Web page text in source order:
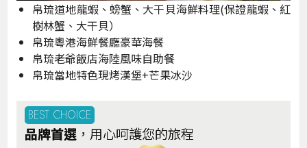
帛琉道地龍蝦、螃蟹、大干貝海鮮料理(保證龍蝦、紅
樹林蟹、大干貝）
帛琉粵港海鮮餐廳豪華海餐
帛琉老爺飯店海陸風味自助餐
帛琉當地特色現烤漢堡+芒果冰沙
BEST CHOICE
品牌首選 ，用心呵護您的旅程